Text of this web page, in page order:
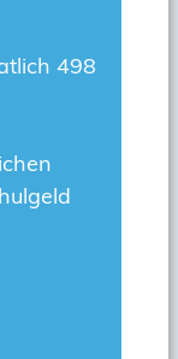
498